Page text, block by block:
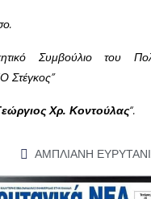
Συμβούλιο του
Στέγκος”
Χρ. Κοντούλας“.
ΑΜΠΛΙΑΝΗ